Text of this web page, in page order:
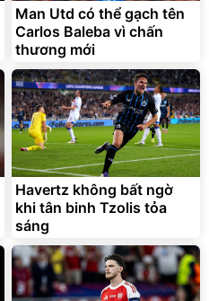
Xe đạp điện trợ lực G-
Force C14 gấp gọn bỏ cốp
tiện lợi
9.900.000đ
7.092.000đ
Đang xem nhiều
G-FORCE VIETNA
Man Utd có thể gạch tên
Carlos Baleba vì chấn
thương mới
Havertz không bất ngờ
khi tân binh Tzolis tỏa
sáng